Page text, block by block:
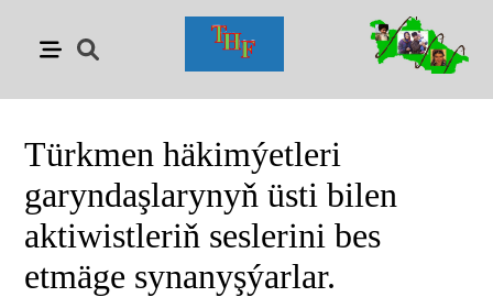
Türkmen häkimýetleri
garyndaşlarynyň üsti bilen
aktiwistleriň seslerini bes
etmäge synanyşýarlar.